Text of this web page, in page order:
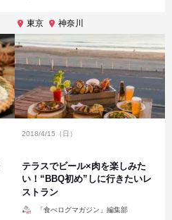
東京 神奈川
2018/4/15（日）
テラスでビール×肉を楽しみた
い！“BBQ初め”しに行きたいレ
ストラン
「食べログマガジン」編集部